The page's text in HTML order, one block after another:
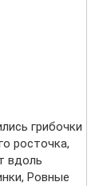
грибочки
росточка,
вдоль
Ровные